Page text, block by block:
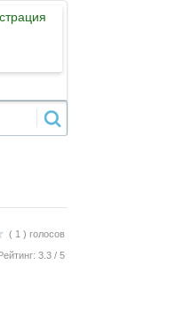
( 1 ) голосов
Рейтинг: 3.3/ 5